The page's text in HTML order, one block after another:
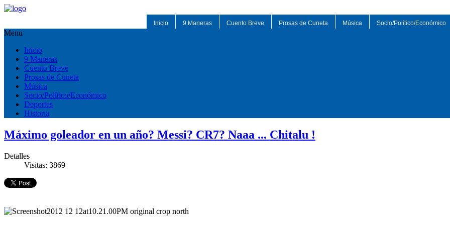
Inicio 9 Maneras Cuento Breve Prosas de Cuneta Música Socio/Político/Económico
Menu
Inicio
9 Maneras
Cuento Breve
Prosas de Cuneta
Música
Socio/Político/Económico
Deportes
Historia
Máximo goleador en un año? Messi? CR7? Naaa ... Chitalu !
Detalles
Visitas: 3869